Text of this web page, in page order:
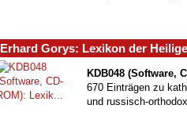
Erhard Gorys: Lexikon der
KDB048 (Software,
670 Einträgen zu
und russisch-